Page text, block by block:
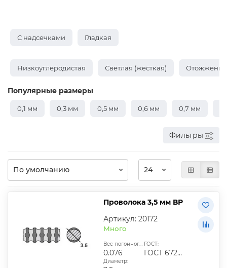
С надсечками Гладкая
Низкоуглеродистая Светлая (жесткая)
Популярные размеры
0,1 мм 0,3 мм 0,5 мм 0,6 мм 0,7 мм
Фильтры
Проволока 3,5 мм ВР
Артикул: 20172
Много
Вес погонного метра, кг:
0.076
ГОСТ:
ГОСТ 6727-80
Диаметр: